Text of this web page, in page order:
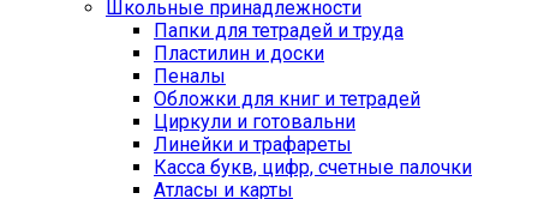
Школьные принадлежности
Папки для тетрадей и труда
Пластилин и доски
Пеналы
Обложки для книг и тетрадей
Циркули и готовальни
Линейки и трафареты
Касса букв, цифр, счетные палочки
Атласы и карты